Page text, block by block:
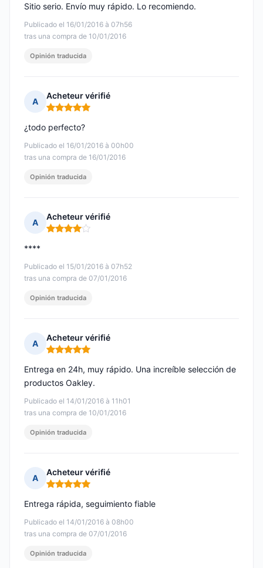
Publicado el 16/01/2016 à 07h56
tras una compra de 10/01/2016
Sitio serio. Envío muy rápido. Lo recomiendo.
Opinión traducida
A
Acheteur vérifié
Nota: 5 de 5
Publicado el 16/01/2016 à 00h00
tras una compra de 16/01/2016
¿todo perfecto?
Opinión traducida
A
Acheteur vérifié
Nota: 4 de 5
Publicado el 15/01/2016 à 07h52
tras una compra de 07/01/2016
****
Opinión traducida
A
Acheteur vérifié
Nota: 5 de 5
Publicado el 14/01/2016 à 11h01
tras una compra de 10/01/2016
Entrega en 24h, muy rápido. Una increíble selección de
productos Oakley.
Opinión traducida
A
Acheteur vérifié
Nota: 5 de 5
Publicado el 14/01/2016 à 08h00
tras una compra de 07/01/2016
Entrega rápida, seguimiento fiable
Opinión traducida